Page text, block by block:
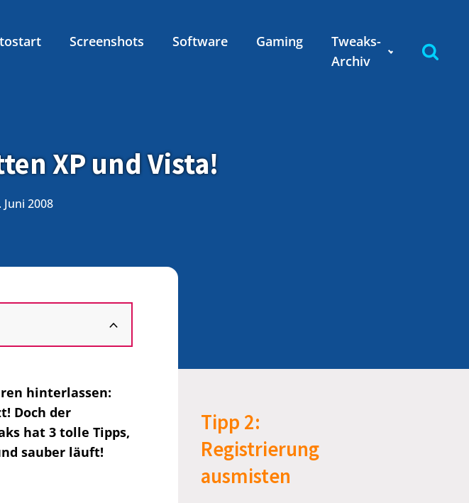
Screenshots Software Gaming
Tweaks-
Archiv
XP und Vista!
Juni 2008
hinterlassen:
Doch der
hat 3 tolle Tipps,
sauber läuft!
Tipp 2:
Registrierung
ausmisten